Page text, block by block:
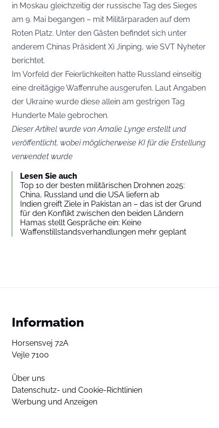
in Moskau gleichzeitig der russische Tag des Sieges
am 9. Mai begangen – mit Militärparaden auf dem
Roten Platz. Unter den Gästen befindet sich unter
anderem Chinas Präsident Xi Jinping, wie SVT Nyheter
berichtet.
Im Vorfeld der Feierlichkeiten hatte Russland einseitig
eine dreitägige Waffenruhe ausgerufen. Laut Angaben
der Ukraine wurde diese allein am gestrigen Tag
Hunderte Male gebrochen.
Dieser Artikel wurde von Amalie Lynge erstellt und
veröffentlicht, wobei möglicherweise KI für die Erstellung
verwendet wurde
Lesen Sie auch
Top 10 der besten militärischen Drohnen 2025:
China, Russland und die USA liefern ab
Indien greift Ziele in Pakistan an – das ist der Grund
für den Konflikt zwischen den beiden Ländern
Hamas stellt Gespräche ein: Keine
Waffenstillstandsverhandlungen mehr geplant
Information
Horsensvej 72A
Vejle 7100
Über uns
Datenschutz- und Cookie-Richtlinien
Werbung und Anzeigen